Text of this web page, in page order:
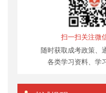
扫一扫关注微
随时获取成考政策、
各类学习资料、学